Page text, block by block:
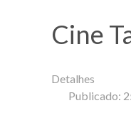
Cine
Detalhes
Publicado: